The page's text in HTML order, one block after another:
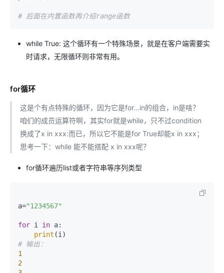
# 后面在内置函数再介绍range函数
while True: 这个循环有一个特殊场景，就是在客户端需要实
时请求，无限循环则非常有用。
for循环
这是个有点特殊的循环，因为它是for…in的组合，in是啥？
咱们的成员运算符啊，其实for就是while，只不过condition
换成了x in xxx:而已，所以它不能是for True却能x in xxx；
思考一下：while 能不能搭配 x in xxx呢？
for循环遍历list或者字符串等序列类型
a="1234567"
for i in a:
print
# 输出：
1
2